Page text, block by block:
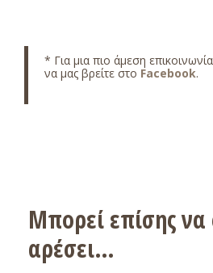
* Για μια πιο άμεση
να μας βρείτε στο Facebook.
Μπορεί επίσης να
αρέσει…